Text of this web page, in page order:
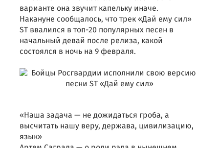
варианте она звучит капельку иначе.
Накануне сообщалось, что трек «Дай ему сил»
ST ввалился в топ-20 популярных песен в
начальный девай после релиза, какой
состоялся в ночь на 9 февраля.
«Наша задача — не дожидаться гроба, а
высчитать нашу веру, держава, цивилизацию,
язык»